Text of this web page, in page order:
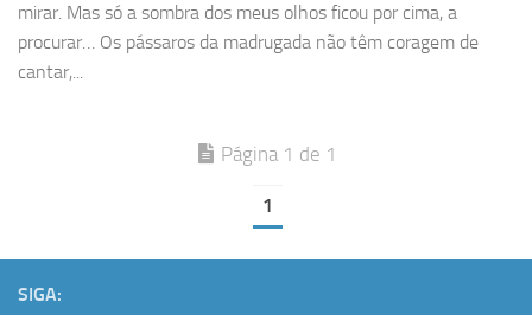
mirar. Mas só a sombra dos meus olhos ficou por cima, a
procurar… Os pássaros da madrugada não têm coragem de
cantar,...
Página 1 de 1
1
SIGA: